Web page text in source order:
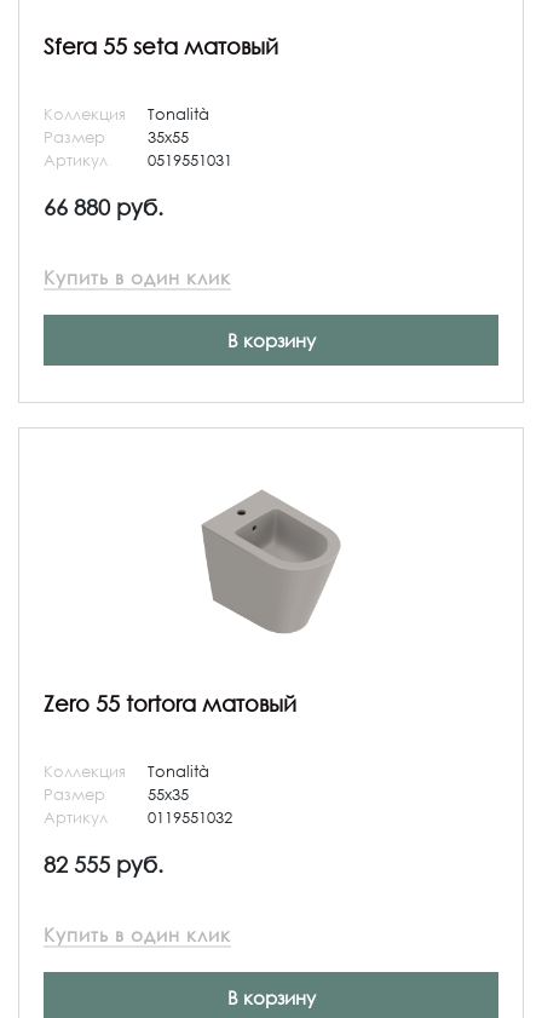
Sfera 55 seta матовый
Коллекция
Tonalità
Размер
35x55
Артикул
0519551031
66 880 руб.
Купить в один клик
В корзину
Zero 55 tortora матовый
Коллекция
Tonalità
Размер
55x35
Артикул
0119551032
82 555 руб.
Купить в один клик
В корзину